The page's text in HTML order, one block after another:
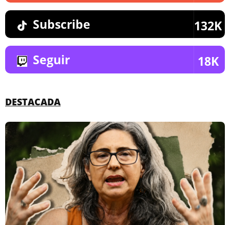
Subscribe 132K
Seguir 18K
DESTACADA